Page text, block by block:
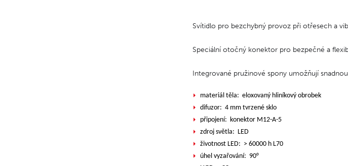
Svítidlo pro bezchybný provoz při otřesech a
Speciální otočný konektor pro bezpečné a
Integrované pružinové spony umožňují
materiál těla: eloxovaný hliníkový obrobek
difuzor: 4 mm tvrzené sklo
připojení: konektor M12-A-5
zdroj světla: LED
životnost LED: > 60000 h L70
úhel vyzařování: 90°